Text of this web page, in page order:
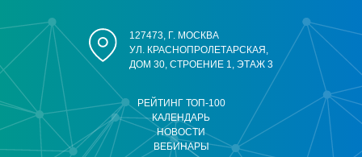
РЕЙТИНГ ТОП-100
КАЛЕНДАРЬ
НОВОСТИ
ВЕБИНАРЫ
127473, Г. МОСКВА
УЛ. КРАСНОПРОЛЕТАРСКАЯ,
ДОМ 30, СТРОЕНИЕ 1, ЭТАЖ 3